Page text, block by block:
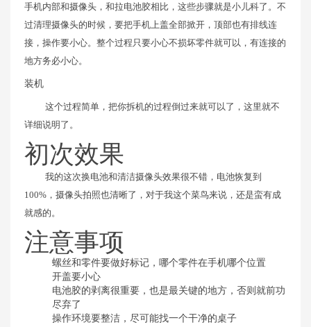
手机内部和摄像头，和拉电池胶相比，这些步骤就是小儿科了。不
过清理摄像头的时候，要把手机上盖全部掀开，顶部也有排线连
接，操作要小心。整个过程只要小心不损坏零件就可以，有连接的
地方务必小心。
装机
这个过程简单，把你拆机的过程倒过来就可以了，这里就不
详细说明了。
初次效果
我的这次换电池和清洁摄像头效果很不错，电池恢复到
100%，摄像头拍照也清晰了，对于我这个菜鸟来说，还是蛮有成
就感的。
注意事项
螺丝和零件要做好标记，哪个零件在手机哪个位置
开盖要小心
电池胶的剥离很重要，也是最关键的地方，否则就前功
尽弃了
操作环境要整洁，尽可能找一个干净的桌子